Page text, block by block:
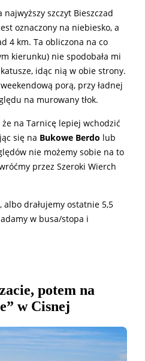
szczyt Bieszczad
oznaczony na niebiesko, a
4 km. Ta obliczona na co
kierunku) nie spodobała mi
idąc nią w obie strony.
porą, przy ładnej
na murowany tłok.
na Tarnicę lepiej wchodzić
się na Bukowe Berdo lub
nie możemy sobie na to
przez Szeroki Wierch
drałujemy ostatnie 5,5
w busa/stopa i
potem na
w Cisnej